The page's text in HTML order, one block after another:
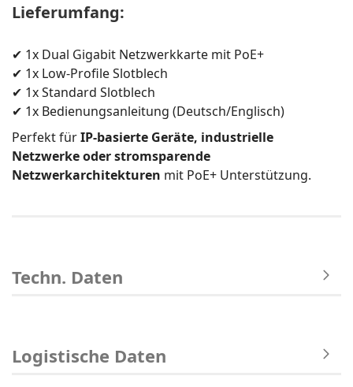
Lieferumfang:
✔ 1x Dual Gigabit Netzwerkkarte mit PoE+
✔ 1x Low-Profile Slotblech
✔ 1x Standard Slotblech
✔ 1x Bedienungsanleitung (Deutsch/Englisch)
Perfekt fürIP-basierte Geräte, industrielle
Netzwerke oder stromsparende
Netzwerkarchitekturen mit PoE+ Unterstützung.
Techn. Daten
Logistische Daten